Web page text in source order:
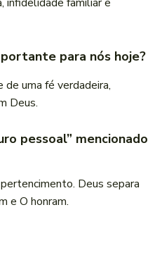
para nós hoje?
de uma fé verdadeira,
Deus.
pessoal” mencionado
Deus separa
e O honram.